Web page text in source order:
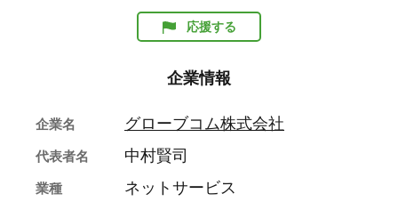
応援する
企業情報
企業名 グローブコム株式会社
代表者名 中村賢司
業種 ネットサービス